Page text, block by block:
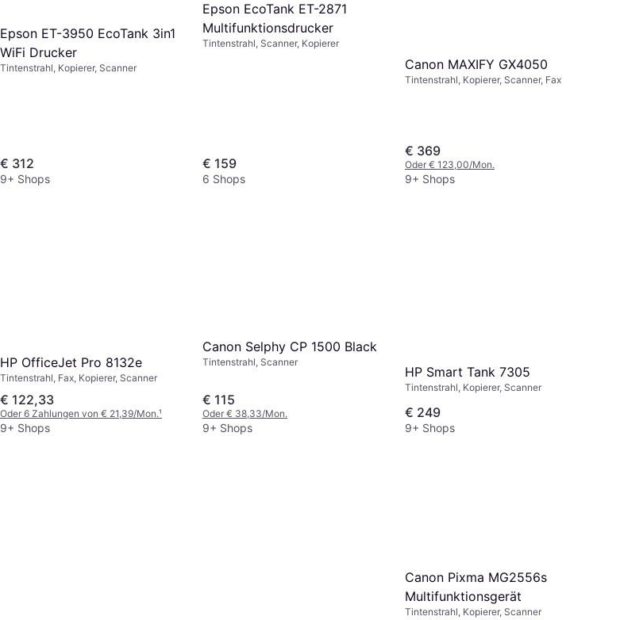
Epson ET-3950 EcoTank 3in1
WiFi Drucker
Tintenstrahl, Kopierer, Scanner
€ 312
9+ Shops
Epson EcoTank ET-2871
Multifunktionsdrucker
Tintenstrahl, Scanner, Kopierer
€ 159
6 Shops
Canon MAXIFY GX4050
Tintenstrahl, Kopierer, Scanner, Fax
€ 369
Oder € 123,00/Mon.
9+ Shops
HP OfficeJet Pro 8132e
Tintenstrahl, Fax, Kopierer, Scanner
€ 122,33
Oder 6 Zahlungen von € 21,39/Mon.¹
9+ Shops
Canon Selphy CP 1500 Black
Tintenstrahl, Scanner
€ 115
Oder € 38,33/Mon.
9+ Shops
HP Smart Tank 7305
Tintenstrahl, Kopierer, Scanner
€ 249
9+ Shops
Canon Pixma MG2556s
Multifunktionsgerät
Tintenstrahl, Kopierer, Scanner